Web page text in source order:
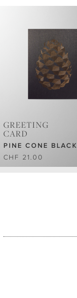
GREETING
CARD
PINE CONE BLACK
CHF 21.00